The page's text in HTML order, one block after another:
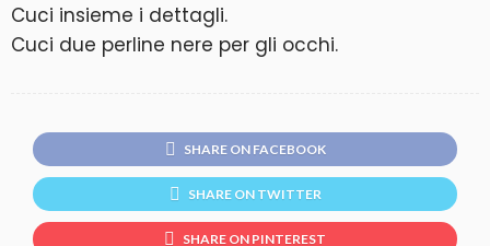
Cuci insieme i dettagli.
Cuci due perline nere per gli occhi.
SHARE ON FACEBOOK
SHARE ON TWITTER
SHARE ON PINTEREST